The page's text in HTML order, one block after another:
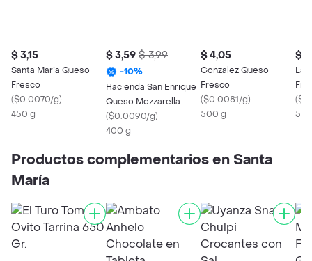
$ 3,15
Santa Maria Queso
Fresco
($0.0070/g)
450 g
$ 3,59 $ 3,99
-10%
Hacienda San Enrique
Queso Mozzarella
($0.0090/g)
400 g
$ 4,05
Gonzalez Queso
Fresco
($0.0081/g)
500 g
$
La
(
Productos complementarios en Santa
María